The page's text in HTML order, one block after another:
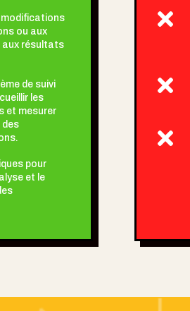
ou aux
aux résultats
de suivi
les
et mesurer
des
pour
et le


